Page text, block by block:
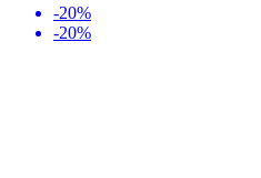
-20%
-20%